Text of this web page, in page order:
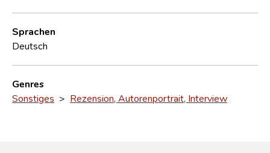
Sprachen
Deutsch
Genres
Sonstiges > Rezension, Autorenportrait, Interview